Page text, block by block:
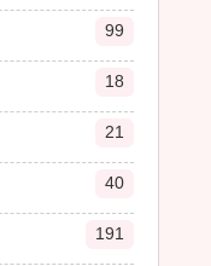
99
18
21
40
191